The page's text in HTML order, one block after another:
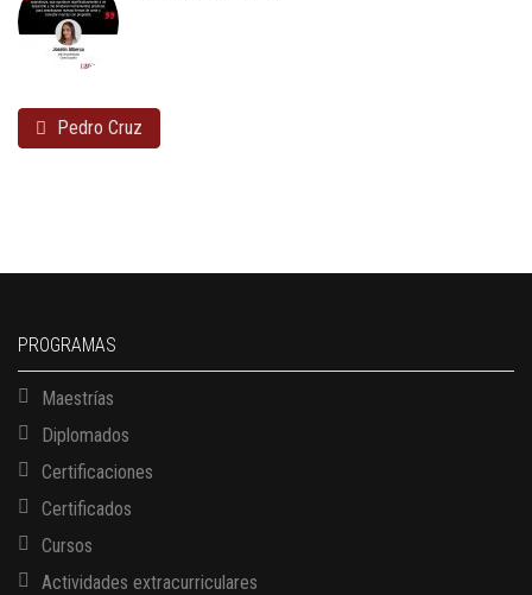
Pedro Cruz
PROGRAMAS
Maestrías
Diplomados
Certificaciones
Certificados
Cursos
Actividades extracurriculares